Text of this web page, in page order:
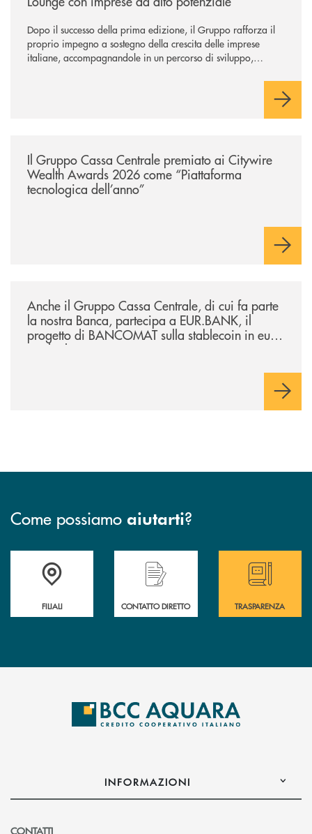
Dopo il successo della prima edizione, il Gruppo rafforza il
proprio impegno a sostegno della crescita delle imprese
italiane, accompagnandole in un percorso di sviluppo,
Il Gruppo Cassa Centrale premiato ai Citywire
Wealth Awards 2026 come “Piattaforma
tecnologica dell’anno”
Anche il Gruppo Cassa Centrale, di cui fa parte
la nostra Banca, partecipa a EUR.BANK, il
progetto di BANCOMAT sulla stablecoin in euro
e sul relativo ecosistema
Come possiamo aiutarti?
Trova la filiale più vicina a te
FILIALI
Hai bisogno di assistenza immediata ?
CONTATTO DIRETTO
Hai bisogno di
TRASPARENZA
INFORMAZIONI
CONTATTI